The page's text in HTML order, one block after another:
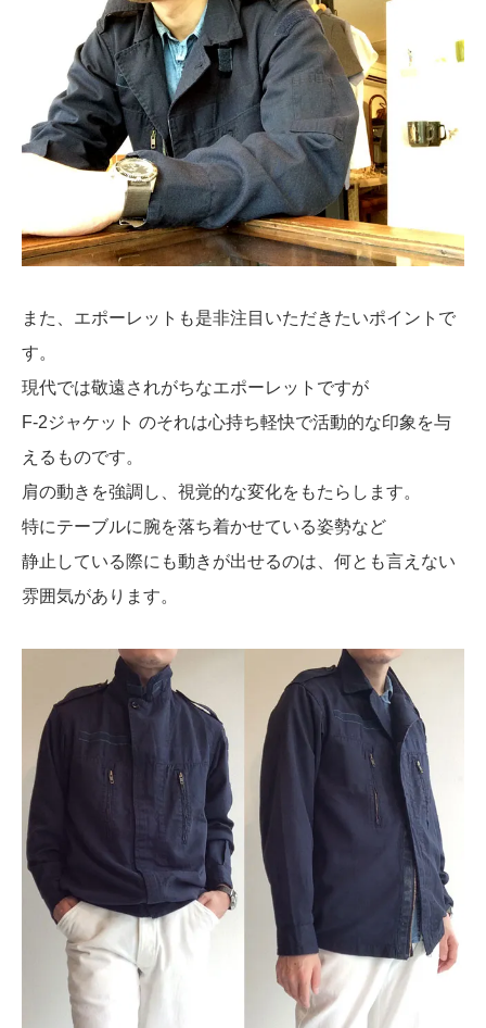
また、エポーレットも是非注目いただきたいポイントで
す。
現代では敬遠されがちなエポーレットですが
F-2ジャケット のそれは心持ち軽快で活動的な印象を与
えるものです。
肩の動きを強調し、視覚的な変化をもたらします。
特にテーブルに腕を落ち着かせている姿勢など
静止している際にも動きが出せるのは、何とも言えない
雰囲気があります。